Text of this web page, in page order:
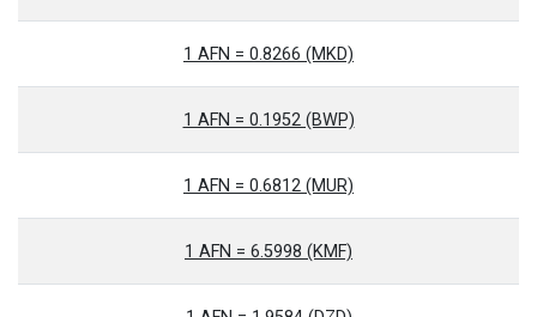
1 AFN = 0.8266 (MKD)
1 AFN = 0.1952 (BWP)
1 AFN = 0.6812 (MUR)
1 AFN = 6.5998 (KMF)